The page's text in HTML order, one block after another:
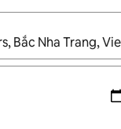
ಮತ್ತು ಡೌನ್ ಬಾಣದ